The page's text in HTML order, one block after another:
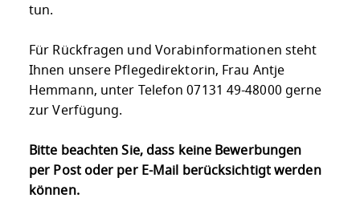
tun.
Für Rückfragen und Vorabinformationen steht
Ihnen unsere Pflegedirektorin, Frau Antje
Hemmann, unter Telefon 07131 49-48000 gerne
zur Verfügung.
Bitte beachten Sie, dass keine Bewerbungen
per Post oder per E-Mail berücksichtigt werden
können.